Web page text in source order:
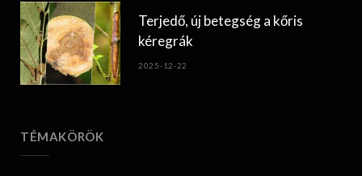
Terjedő, új betegség a kőris
kéregrák
2025-12-22
TÉMAKÖRÖK